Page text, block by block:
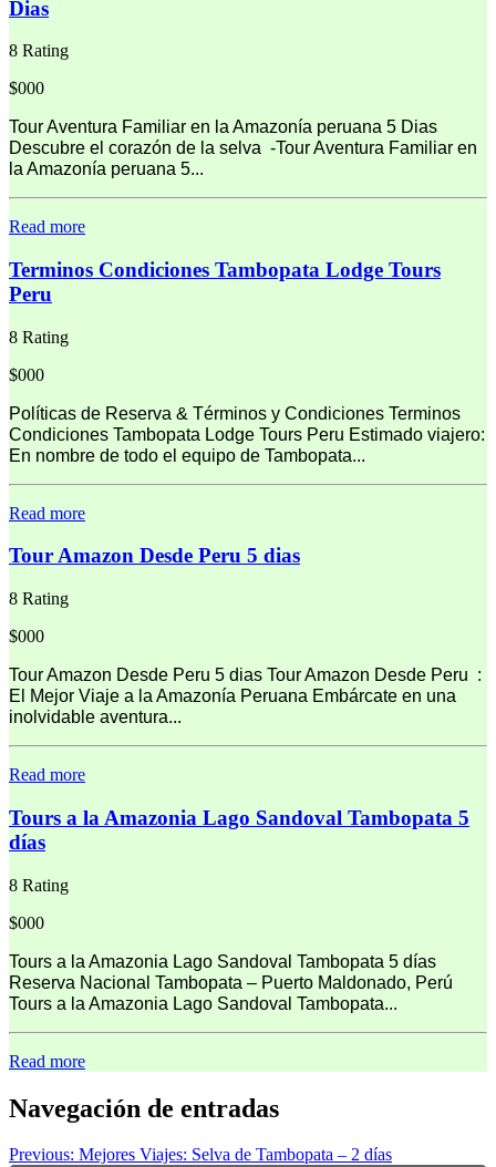
Dias
8 Rating
$000
Tour Aventura Familiar en la Amazonía peruana 5 Dias
Descubre el corazón de la selva -Tour Aventura Familiar en
la Amazonía peruana 5...
Read more
Terminos Condiciones Tambopata Lodge Tours
Peru
8 Rating
$000
Políticas de Reserva & Términos y Condiciones Terminos
Condiciones Tambopata Lodge Tours Peru Estimado viajero:
En nombre de todo el equipo de Tambopata...
Read more
Tour Amazon Desde Peru 5 dias
8 Rating
$000
Tour Amazon Desde Peru 5 dias Tour Amazon Desde Peru :
El Mejor Viaje a la Amazonía Peruana Embárcate en una
inolvidable aventura...
Read more
Tours a la Amazonia Lago Sandoval Tambopata 5
días
8 Rating
$000
Tours a la Amazonia Lago Sandoval Tambopata 5 días
Reserva Nacional Tambopata – Puerto Maldonado, Perú
Tours a la Amazonia Lago Sandoval Tambopata...
Read more
Navegación de entradas
Previous: Mejores Viajes: Selva de Tambopata – 2 días